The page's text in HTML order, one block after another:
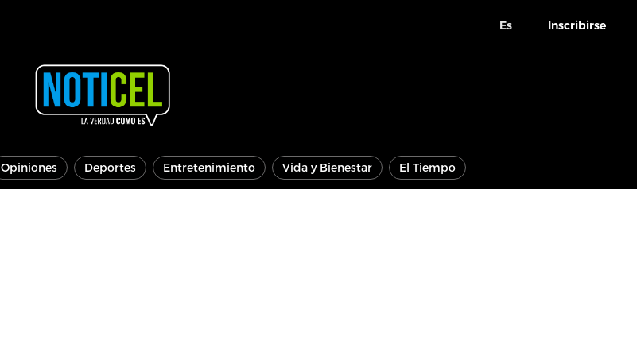
Es Inscribirse
Opiniones Deportes Entretenimiento Vida y Bienestar El Tiempo